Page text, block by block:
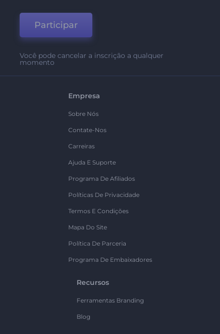
Participar
Você pode cancelar a inscrição a qualquer
momento
Empresa
Sobre Nós
Contate-Nos
Carreiras
Ajuda E Suporte
Programa De Afiliados
Políticas De Privacidade
Termos E Condições
Mapa Do Site
Política De Parceria
Programa De Embaixadores
Recursos
Ferramentas Branding
Blog